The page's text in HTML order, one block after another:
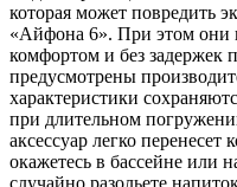
которая может повредить
«Айфона 6». При этом они
комфортом и без задержек
предусмотрены
характеристики
при длительном
аксессуар легко перенесет
окажетесь в бассейне или
случайно разольете